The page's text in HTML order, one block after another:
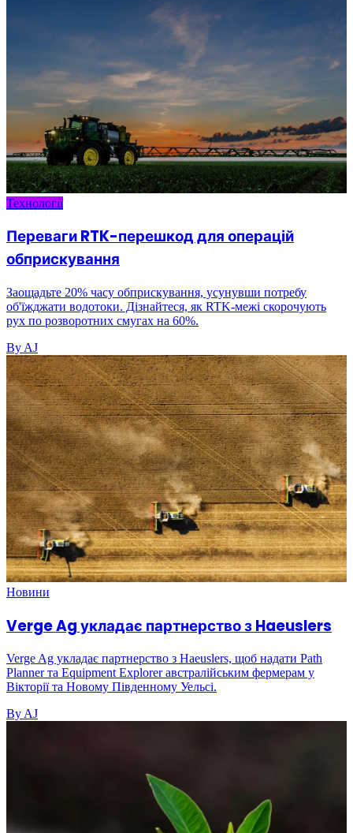
Технології
Переваги RTK-перешкод для операцій
обприскування
Заощадьте 20% часу обприскування, усунувши потребу
об'їжджати водотоки. Дізнайтеся, як RTK-межі скорочують
рух по розворотних смугах на 60%.
By AJ
Новини
Verge Ag укладає партнерство з Haeuslers
Verge Ag укладає партнерство з Haeuslers, щоб надати Path
Planner та Equipment Explorer австралійським фермерам у
Вікторії та Новому Південному Уельсі.
By AJ